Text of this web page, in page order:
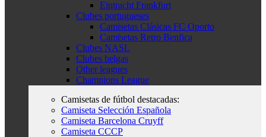
Eintracht Frankfurt
Clubes portugueses
Camisetas Clásicas FC Oporto
Camisetas Retro Benfica
Clubes NASL
Clubes belgas
Other leagues
Champions League
Camisetas de fútbol destacadas:
Camiseta Selección Española
Camiseta Barcelona Cruyff
Camiseta CCCP